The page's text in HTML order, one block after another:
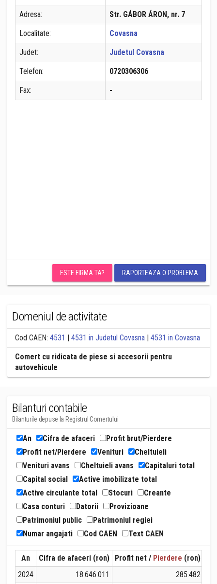
Adresa: Str. GÁBOR ÁRON, nr. 7
Localitate: Covasna
Judet: Judetul Covasna
Telefon: 0720306306
Fax: -
ESTE FIRMA TA? RAPORTEAZA O PROBLEMA
Domeniul de activitate
Cod CAEN: 4531 | 4531 in Judetul Covasna | 4531 in Covasna
Comert cu ridicata de piese si accesorii pentru
autovehicule
Bilanturi contabile
Bilanturile depuse la Registrul Comertului
An Cifra de afaceri
Profit brut/Pierdere
Profit net/Pierdere
Venituri
Cheltuieli
Venituri avans
Cheltuieli avans
Capitaluri total
Capital social
Active imobilizate total
Active circulante total
Stocuri
Creante
Casa conturi
Datorii
Provizioane
Patrimoniul public
Patrimoniul regiei
Numar angajati
Cod CAEN Text CAEN
An Cifra de afaceri (ron) Profit net / Pierdere (ron)
2024
18.646.011 285.482